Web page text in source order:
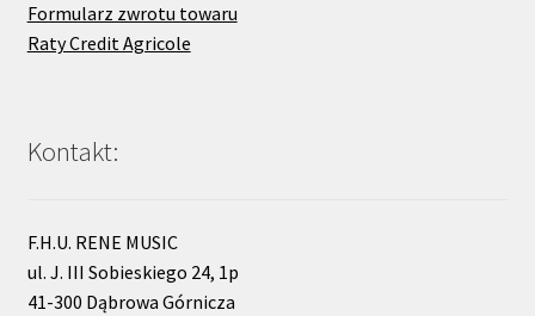
Formularz zwrotu towaru
Raty Credit Agricole
Kontakt:
F.H.U. RENE MUSIC
ul. J. III Sobieskiego 24, 1p
41-300 Dąbrowa Górnicza